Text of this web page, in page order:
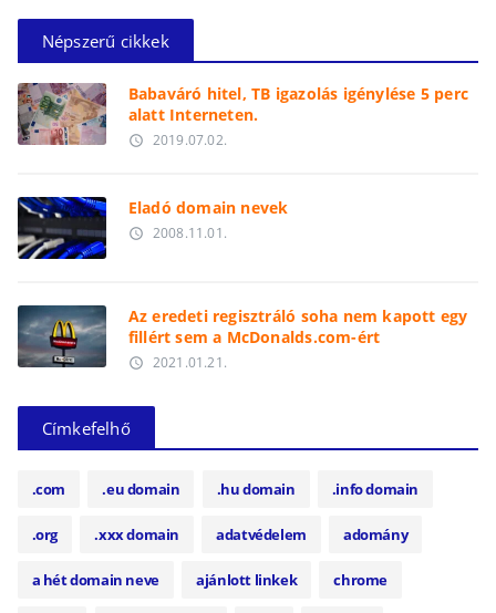
Népszerű cikkek
Babaváró hitel, TB igazolás igénylése 5 perc
alatt Interneten.
access_time 2019.07.02.
Eladó domain nevek
access_time 2008.11.01.
Az eredeti regisztráló soha nem kapott egy
fillért sem a McDonalds.com-ért
access_time 2021.01.21.
Címkefelhő
.com .eu domain .hu domain .info domain
.org .xxx domain adatvédelem adomány
a hét domain neve ajánlott linkek chrome